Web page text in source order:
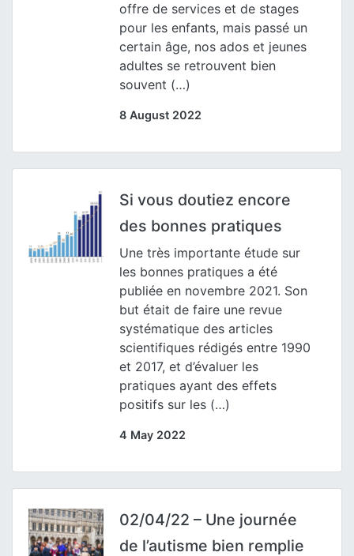
offre de services et de stages
pour les enfants, mais passé un
certain âge, nos ados et jeunes
adultes se retrouvent bien
souvent (…)
8 August 2022
Si vous doutiez encore
des bonnes pratiques
Une très importante étude sur
les bonnes pratiques a été
publiée en novembre 2021. Son
but était de faire une revue
systématique des articles
scientifiques rédigés entre 1990
et 2017, et d’évaluer les
pratiques ayant des effets
positifs sur les (…)
4 May 2022
02/04/22 – Une journée
de l’autisme bien remplie